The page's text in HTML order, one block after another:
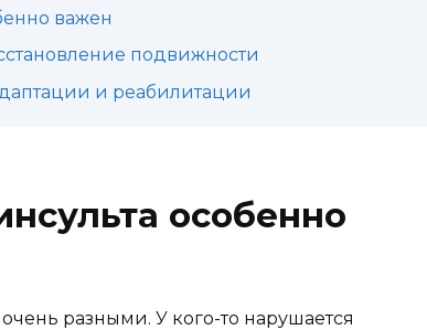
важен
подвижности
и реабилитации
особенно
разными. У кого-то нарушается